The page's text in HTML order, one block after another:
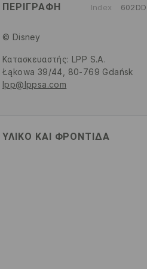
ΠΕΡΙΓΡΑΦΉ Index
© Disney
Κατασκευαστής: LPP S.A.
Łąkowa 39/44, 80-769 Gdańsk
lpp@lppsa.com
ΥΛΙΚΌ ΚΑΙ ΦΡΟΝΤΊΔΑ